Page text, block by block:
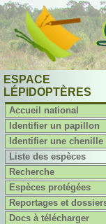
ESPACE
LÉPIDOPTÈRES
Accueil national
Identifier un papillon
Identifier une chenille
Liste des espèces
Recherche
Espèces protégées
Reportages et
Docs à télécharger